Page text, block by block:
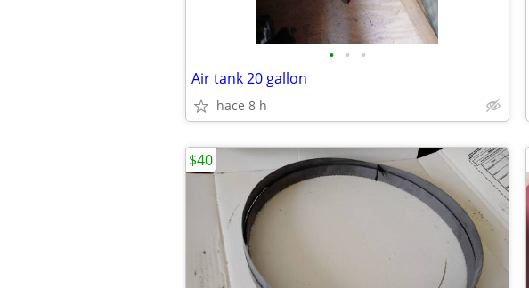
• • •
Air tank 20 gallon
hace 8 h
$40